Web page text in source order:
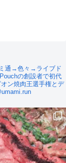
通→色々→ライブド
の創設者で初代
ン焼肉王選手権とデ